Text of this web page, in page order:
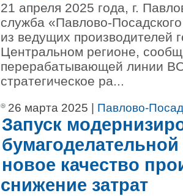
21 апреля 2025 года, г.
служба «Павлово-
из ведущих производителей
Центральном регионе,
перерабатывающей линии
стратегическое ра...
26 марта 2025 | Павлово-
Запуск
новое качество
снижение затрат